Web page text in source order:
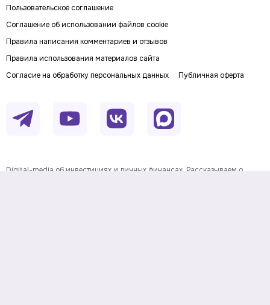
Пользовательское соглашение
Соглашение об использовании файлов cookie
Правила написания комментариев и отзывов
Правила использования материалов сайта
Согласие на обработку персональных данных
Публичная оферта
Digital-media об инвестициях и личных финансах. Рассказываем о